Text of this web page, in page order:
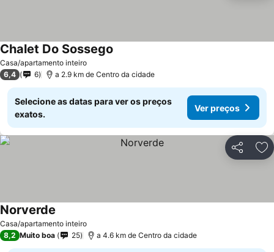
Casa/apartamento inteiro
Chalet Do Sossego
6,4 6 a 2.9 km de Centro da cidade
Selecione as datas para ver os preços
exatos.
Ver preços
Partilhar
Casa/apartamento inteiro
Norverde
8,2 Muito boa 25 a 4.6 km de Centro da cidade